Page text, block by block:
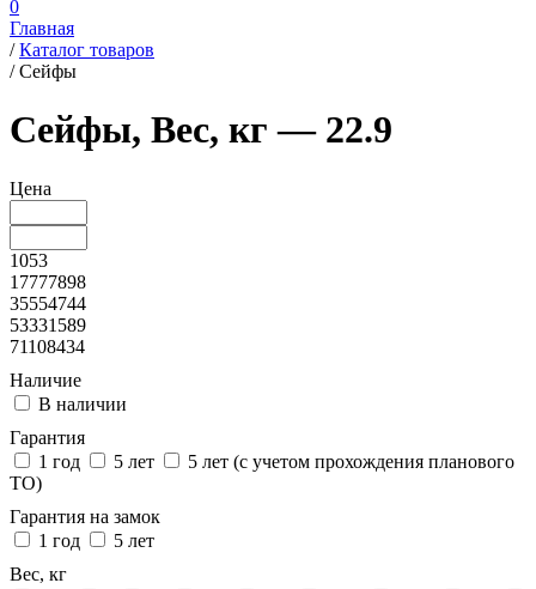
0
Главная
/ Каталог товаров
/ Сейфы
Сейфы, Вес, кг — 22.9
Цена
1053
17777898
35554744
53331589
71108434
Наличие
В наличии
Гарантия
1 год
5 лет
5 лет (с учетом прохождения планового
ТО)
Гарантия на замок
1 год
5 лет
Вес, кг